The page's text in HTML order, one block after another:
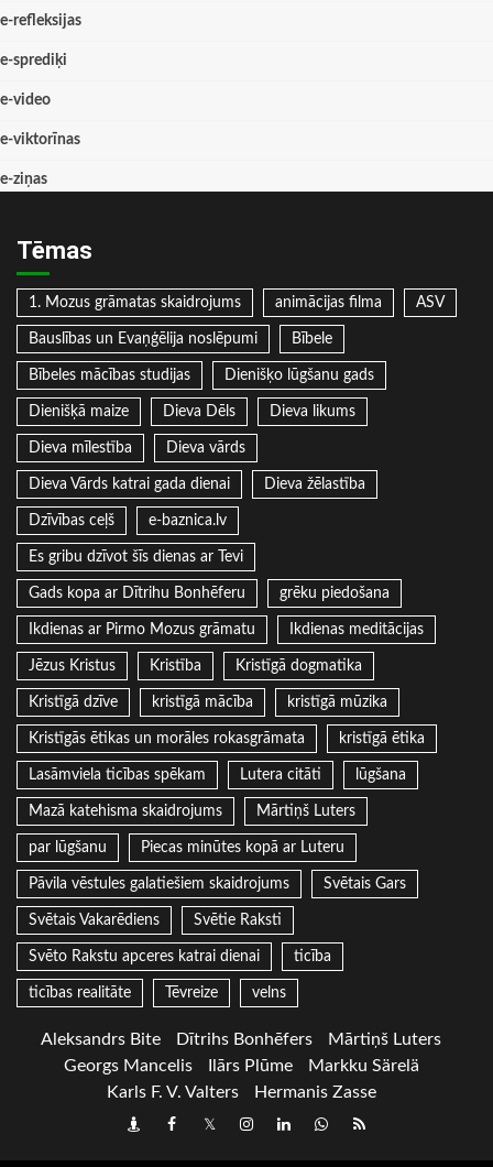
e-refleksijas
e-sprediķi
e-video
e-viktorīnas
e-ziņas
Tēmas
1. Mozus grāmatas skaidrojums animācijas filma ASV
Bauslības un Evaņģēlija noslēpumi Bībele
Bībeles mācības studijas Dienišķo lūgšanu gads
Dienišķā maize Dieva Dēls Dieva likums
Dieva mīlestība Dieva vārds
Dieva Vārds katrai gada dienai Dieva žēlastība
Dzīvības ceļš e-baznica.lv
Es gribu dzīvot šīs dienas ar Tevi
Gads kopa ar Dītrihu Bonhēferu grēku piedošana
Ikdienas ar Pirmo Mozus grāmatu Ikdienas meditācijas
Jēzus Kristus Kristība Kristīgā dogmatika
Kristīgā dzīve kristīgā mācība kristīgā mūzika
Kristīgās ētikas un morāles rokasgrāmata kristīgā ētika
Lasāmviela ticības spēkam Lutera citāti lūgšana
Mazā katehisma skaidrojums Mārtiņš Luters
par lūgšanu Piecas minūtes kopā ar Luteru
Pāvila vēstules galatiešiem skaidrojums Svētais Gars
Svētais Vakarēdiens Svētie Raksti
Svēto Rakstu apceres katrai dienai ticība
ticības realitāte Tēvreize velns
Aleksandrs Bite Dītrihs Bonhēfers
Mārtiņš Luters
Georgs Mancelis
Ilārs Plūme
Markku Särelä
Karls F. V. Valters
Hermanis Zasse
DraugiemFacebook
TwitterInstagram
LinkedInwhatsapp
RSS